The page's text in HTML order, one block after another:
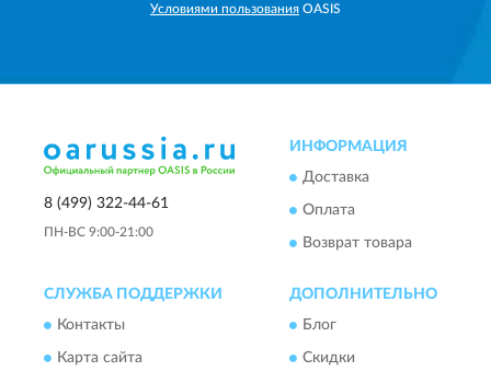
Условиями пользования OASIS
8 (499) 322-44-61
ПН-ВС 9:00-21:00
ИНФОРМАЦИЯ
Доставка
Оплата
Возврат товара
СЛУЖБА ПОДДЕРЖКИ
Контакты
Карта сайта
ДОПОЛНИТЕЛЬНО
Блог
Скидки